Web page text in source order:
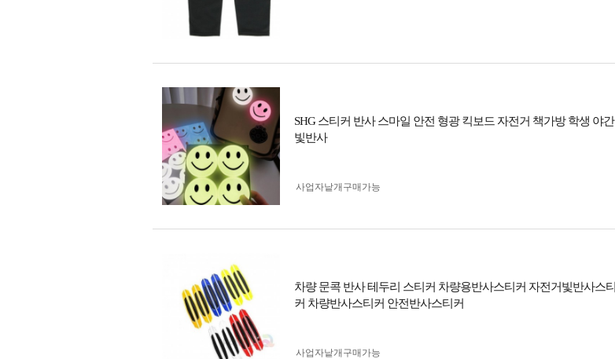
SHG 스티커 반사 스마일 안전 형광 킥보드 자전거 책가방 학생 야간
빛반사
사업자 낱개구매가능
차량 문콕 반사 테두리 스티커 차량용반사스티커 자전거빛반사스티
커 차량반사스티커 안전반사스티커
사업자 낱개구매가능